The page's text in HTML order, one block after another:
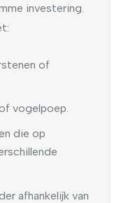
investering.
of
vogelpoep.
die op
afhankelijk van